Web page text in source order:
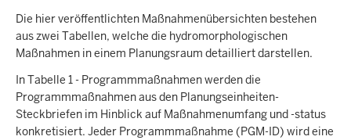
Die hier veröffentlichten Maßnahmenübersichten bestehen
aus zwei Tabellen, welche die hydromorphologischen
Maßnahmen in einem Planungsraum detailliert darstellen.
In Tabelle 1 - Programmmaßnahmen werden die
Programmmaßnahmen aus den Planungseinheiten-
Steckbriefen im Hinblick auf Maßnahmenumfang und -status
konkretisiert. Jeder Programmmaßnahme (PGM-ID) wird eine